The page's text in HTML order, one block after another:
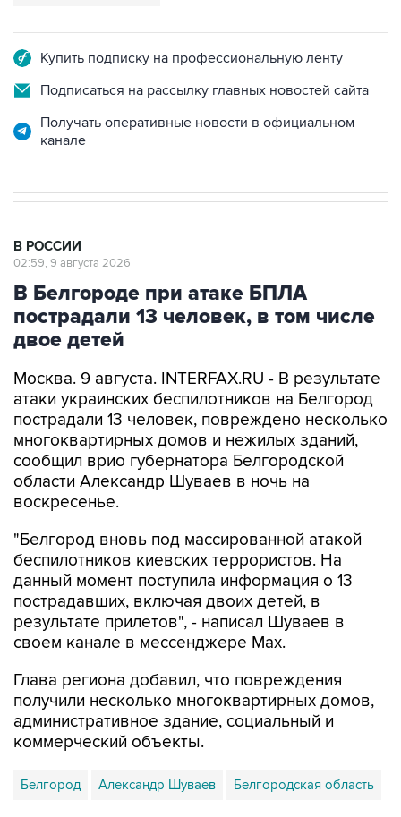
Купить подписку на профессиональную ленту
Подписаться на рассылку главных новостей сайта
Получать оперативные новости в официальном
канале
В РОССИИ
02:59, 9 августа 2026
В Белгороде при атаке БПЛА
пострадали 13 человек, в том числе
двое детей
Москва. 9 августа. INTERFAX.RU - В результате
атаки украинских беспилотников на Белгород
пострадали 13 человек, повреждено несколько
многоквартирных домов и нежилых зданий,
сообщил врио губернатора Белгородской
области Александр Шуваев в ночь на
воскресенье.
"Белгород вновь под массированной атакой
беспилотников киевских террористов. На
данный момент поступила информация о 13
пострадавших, включая двоих детей, в
результате прилетов", - написал Шуваев в
своем канале в мессенджере Max.
Глава региона добавил, что повреждения
получили несколько многоквартирных домов,
административное здание, социальный и
коммерческий объекты.
Белгород Александр Шуваев Белгородская область